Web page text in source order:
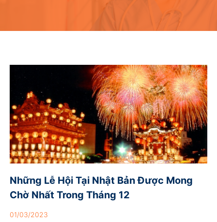
Những Lễ Hội Tại Nhật Bản Được Mong
Chờ Nhất Trong Tháng 12
01/03/2023